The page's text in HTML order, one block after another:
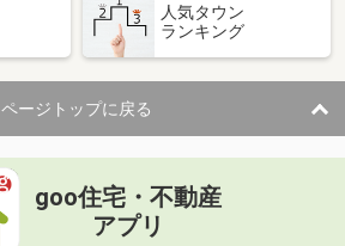
人気タウン
ランキング
ページトップに戻る
goo住宅・不動産
アプリ